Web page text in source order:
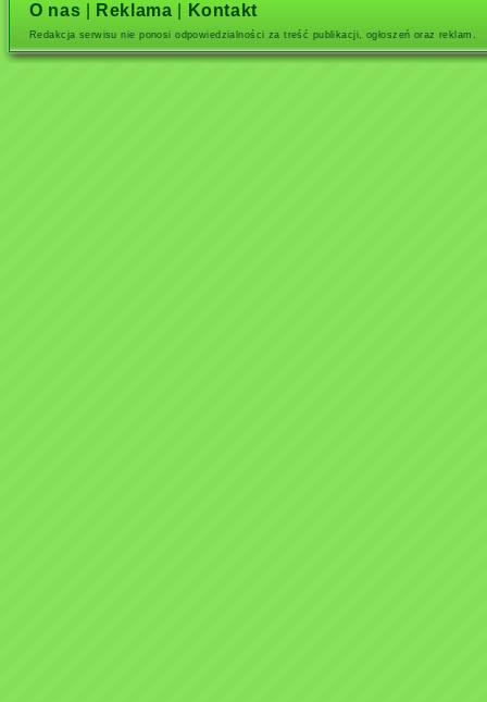
O nas Reklama Kontakt
Redakcja serwisu nie ponosi odpowiedzialności za treść publikacji, ogłoszeń oraz reklam.